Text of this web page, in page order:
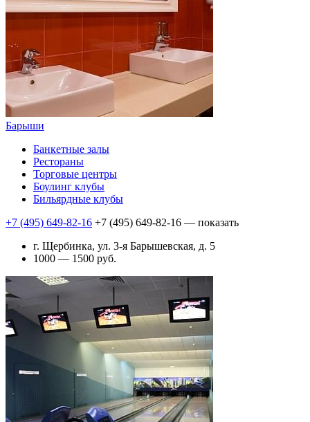
Барыши
Банкетные залы
Рестораны
Торговые центры
Боулинг клубы
Бильярдные клубы
+7 (495) 649-82-16 +7 (495) 649-82-16 — показать
г. Щербинка, ул. 3-я Барышевская, д. 5
1000 — 1500 руб.